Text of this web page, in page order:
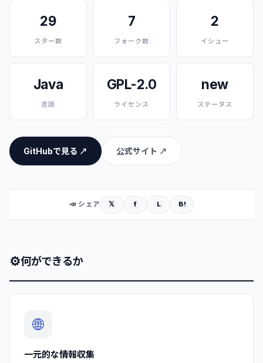
29
スター数
7
フォーク数
2
イシュー
Java
言語
GPL-2.0
ライセンス
new
ステータス
GitHubで見る ↗ 公式サイト ↗
📣 シェア 𝕏 f L B!
⚙何ができるか
🌐
一元的な情報収集